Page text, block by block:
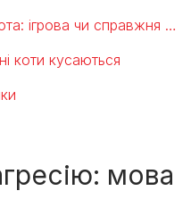
Неадекватна поведінка кота: ігрова чи справжня агресія?
коти кусаються
мова